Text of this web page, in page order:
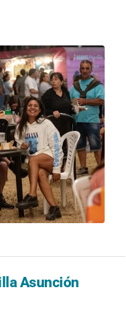
Asunción